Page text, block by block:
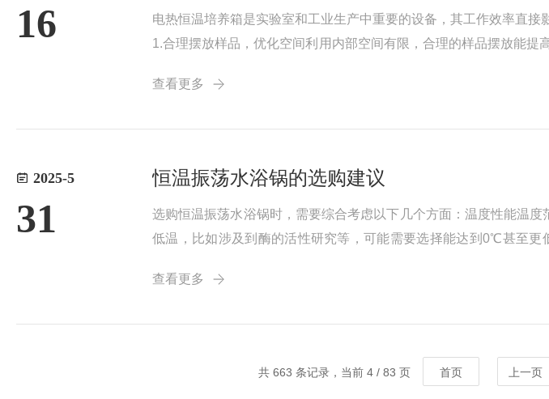
16
电热恒温培养箱是实验室和工业生产中重要的设备，其工作效率直
1.合理摆放样品，优化空间利用​​内部空间有限，合理的样品摆放能
查看更多
2025-5
31
恒温振荡水浴锅的选购建议
选购恒温振荡水浴锅时，需要综合考虑以下几个方面：温度性能温
低温，比如涉及到酶的活性研究等，可能需要选择能达到0℃甚至
升...
查看更多
共 663 条记录，当前 4 / 83 页 首页 上一页